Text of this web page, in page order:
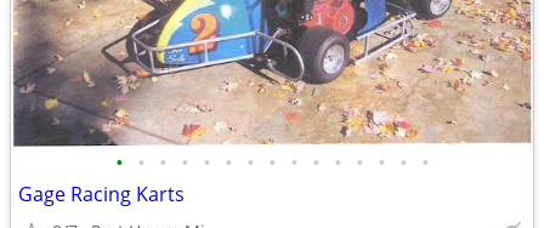
• • • • • • • • • • • • • • •
Gage Racing Karts